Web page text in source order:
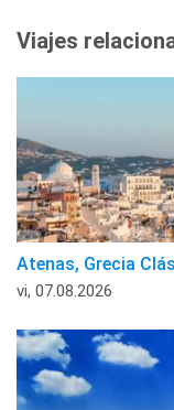
Viajes
Atenas, Grecia
vi, 07.08.2026